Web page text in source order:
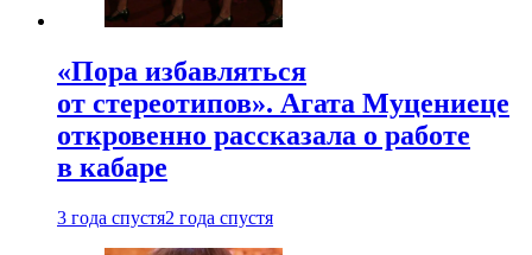
«Пора избавляться
от стереотипов». Агата Муцениеце
откровенно рассказала о работе
в кабаре
3 года спустя2 года спустя